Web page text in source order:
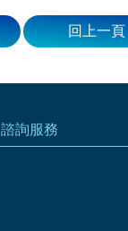
回上一頁
諮詢服務